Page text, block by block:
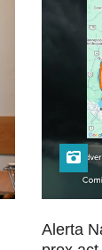
Alerta